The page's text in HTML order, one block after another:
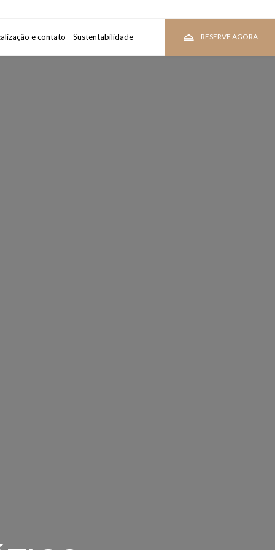
e contato Sustentabilidade RESERVE AGORA
VEJA PREÇOS